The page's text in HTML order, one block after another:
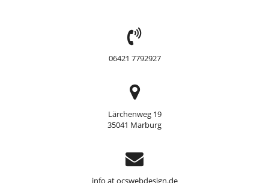
TEL:
06421 7792927
Adresse
Lärchenweg 19
35041 Marburg
Support
info at ocswebdesign.de